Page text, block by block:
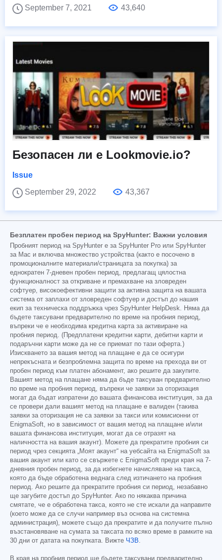
September 7, 2021 43,640
Безопасен ли е Lookmovie.io?
Issue
September 29, 2022
43,367
Безплатен пробен период на SpyHunter: Важни условия
Пробният период на SpyHunter е за SpyHunter Pro или SpyHunter
за Mac и включва множество устройства (както е посочено в
промоционалните материали/страницата за покупка) за
еднократен 7-дневен пробен период, предлагащ цялостна
функционалност за откриване и премахване на зловреден
софтуер, високоефективни защити за активна защита на вашата
система от заплахи от зловреден софтуер и достъп до нашия
екип за техническа поддръжка чрез SpyHunter HelpDesk. Няма да
бъдете таксувани предварително по време на пробния период,
въпреки че е необходима кредитна карта за активиране на
пробния период. (Предплатени кредитни карти, дебитни карти и
подаръчни карти може да не се приемат по тази оферта.)
Изискването за вашия метод на плащане е да се осигури
непрекъсната и безпроблемна защита по време на прехода ви от
пробен период към платен абонамент, ако решите да закупите.
Вашият метод на плащане няма да бъде таксуван предварително
по време на пробния период, въпреки че заявки за оторизация
могат да бъдат изпратени до вашата финансова институция, за да
се провери дали вашият метод на плащане е валиден (такива
заявки за оторизация не са заявки за такси или комисионни от
EnigmaSoft, но в зависимост от вашия метод на плащане и/или
вашата финансова институция, могат да се отразят на
наличността на вашия акаунт). Можете да прекратите пробния си
период чрез секцията „Моят акаунт“ на уебсайта на EnigmaSoft за
вашия акаунт или като се свържете с EnigmaSoft преди края на 7-
дневния пробен период, за да избегнете начисляване на такса,
която да бъде обработена веднага след изтичането на пробния
период. Ако решите да прекратите пробния си период, незабавно
ще загубите достъп до SpyHunter. Ако по някаква причина
смятате, че е обработена такса, която не сте искали да направите
(което може да се случи например въз основа на системна
администрация), можете също да прекратите и да получите пълно
възстановяване на сумата за таксата по всяко време в рамките на
30 дни от датата на покупката. Вижте ЧЗВ.
В края на пробния период ще бъдете таксувани предварително